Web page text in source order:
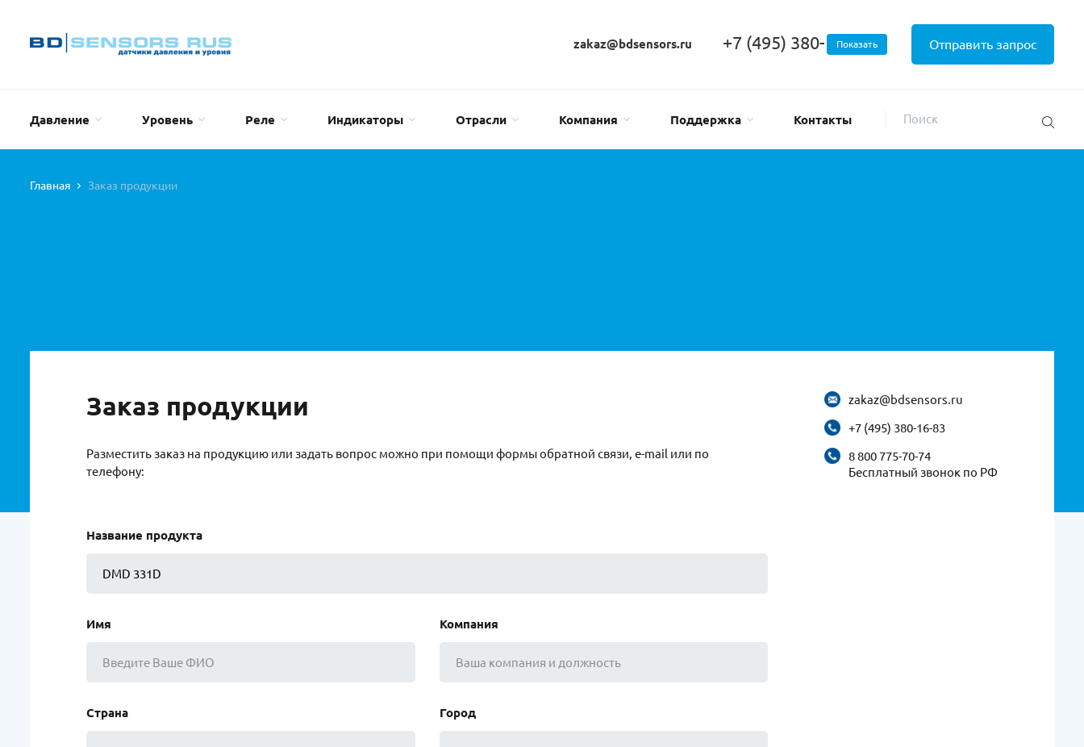
zakaz@bdsensors.ru +7 (495) 380- Показать Отправить запрос
Давление Уровень Реле Индикаторы Отрасли Компания Поддержка Контакты
Главная Заказ продукции
Заказ продукции
Разместить заказ на продукцию или задать вопрос можно при помощи формы обратной связи, e-mail или по
телефону:
Название продукта
Имя Компания
Страна Город
zakaz@bdsensors.ru
+7 (495) 380-16-83
8 800 775-70-74
Бесплатный звонок по РФ